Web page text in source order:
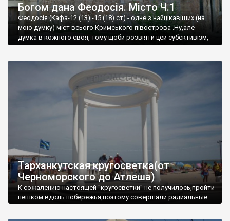
Богом дана Феодосія. Місто Ч.1
Феодосія (Кафа-12 (13) -15 (18) ст) - одне з найцікавіших (на
мою думку) міст всього Кримського півострова .Ну,але
думка в кожного своя, тому щоби розвіяти цей субєктивізм,
запрошую відвідати це
Тарханкутская кругосветка(от
Черноморского до Атлеша)
К сожалению настоящей "кругосветки" не получилось,пройти
пешком вдоль побережья,поэтому совершали радиальные